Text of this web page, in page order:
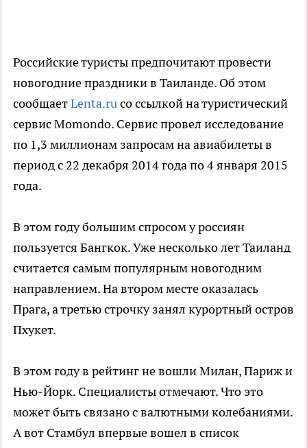
Российские туристы предпочитают провести
новогодние праздники в Таиланде. Об этом
сообщаетLenta.ruсо ссылкой на туристический
сервис Momondo. Сервис провел исследование
по 1,3 миллионам запросам на авиабилеты в
период с 22 декабря 2014 года по 4 января 2015
года.
В этом году большим спросом у россиян
пользуется Бангкок. Уже несколько лет Таиланд
считается самым популярным новогодним
направлением. На втором месте оказалась
Прага, а третью строчку занял курортный остров
Пхукет.
В этом году в рейтинг не вошли Милан, Париж и
Нью-Йорк. Специалисты отмечают. Что это
может быть связано с валютными колебаниями.
А вот Стамбул впервые вошел в список